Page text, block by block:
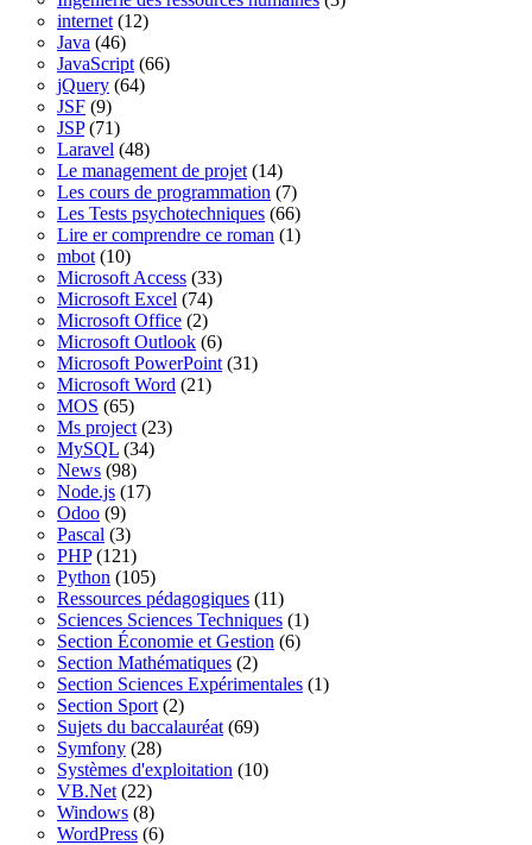
internet (12)
Java (46)
JavaScript (66)
jQuery (64)
JSF (9)
JSP(71)
Laravel (48)
Le management de projet (14)
Les cours de programmation (7)
Les Tests psychotechniques (66)
Lire er comprendre ce roman (1)
mbot (10)
Microsoft Access (33)
Microsoft Excel (74)
Microsoft Office (2)
Microsoft Outlook (6)
Microsoft PowerPoint (31)
Microsoft Word (21)
MOS (65)
Ms project (23)
MySQL (34)
News (98)
Node.js (17)
Odoo (9)
Pascal (3)
PHP(121)
Python (105)
Ressources pédagogiques (11)
Sciences Sciences Techniques (1)
Section Économie et Gestion (6)
Section Mathématiques (2)
Section Sciences Expérimentales (1)
Section Sport (2)
Sujets du baccalauréat (69)
Symfony (28)
Systèmes d'exploitation (10)
VB.Net (22)
Windows (8)
WordPress (6)